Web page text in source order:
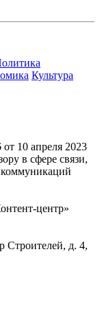
Культура
10 апреля 2023
в сфере связи,
центр»
Строителей, д. 4,